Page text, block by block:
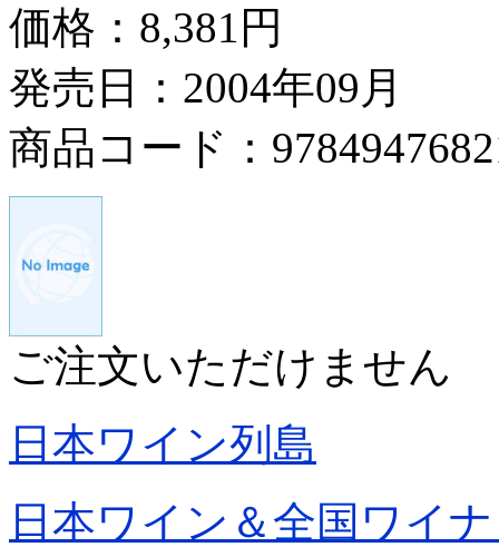
価格： 8,381円
発売日：2004年09月
商品コード：
ご注文いただけません
日本ワイン列島
日本ワイン＆全国ワイ